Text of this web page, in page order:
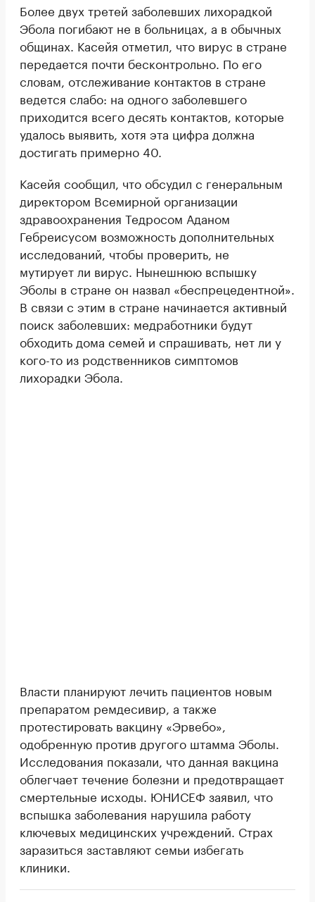
Более двух третей заболевших лихорадкой
Эбола погибают не в больницах, а в обычных
общинах. Касейя отметил, что вирус в стране
передается почти бесконтрольно. По его
словам, отслеживание контактов в стране
ведется слабо: на одного заболевшего
приходится всего десять контактов, которые
удалось выявить, хотя эта цифра должна
достигать примерно 40.
Касейя сообщил, что обсудил с генеральным
директором Всемирной организации
здравоохранения Тедросом Аданом
Гебреисусом возможность дополнительных
исследований, чтобы проверить, не
мутирует ли вирус. Нынешнюю вспышку
Эболы в стране он назвал «беспрецедентной».
В связи с этим в стране начинается активный
поиск заболевших: медработники будут
обходить дома семей и спрашивать, нет ли у
кого-то из родственников симптомов
лихорадки Эбола.
Власти планируют лечить пациентов новым
препаратом ремдесивир, а также
протестировать вакцину «Эрвебо»,
одобренную против другого штамма Эболы.
Исследования показали, что данная вакцина
облегчает течение болезни и предотвращает
смертельные исходы. ЮНИСЕФ заявил, что
вспышка заболевания нарушила работу
ключевых медицинских учреждений. Страх
заразиться заставляют семьи избегать
клиники.